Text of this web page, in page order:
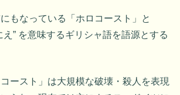
もなっている「ホロコースト」と
え” を意味するギリシャ語を語源とする
ースト」は大規模な破壊・殺人を表現